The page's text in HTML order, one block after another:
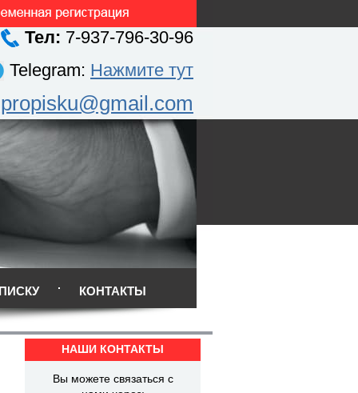
Тел: 7-937-796-30-96
Telegram: Нажмите тут
КОНТАКТЫ
НАШИ КОНТАКТЫ
Вы можете связаться с